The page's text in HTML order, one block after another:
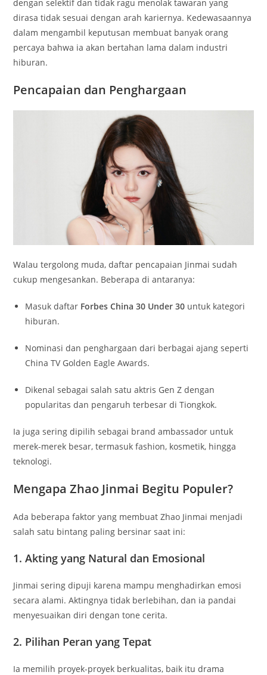
dengan selektif dan tidak ragu menolak tawaran yang
dirasa tidak sesuai dengan arah kariernya. Kedewasaannya
dalam mengambil keputusan membuat banyak orang
percaya bahwa ia akan bertahan lama dalam industri
hiburan.
Pencapaian dan Penghargaan
Walau tergolong muda, daftar pencapaian Jinmai sudah
cukup mengesankan. Beberapa di antaranya:
Masuk daftar Forbes China 30 Under 30 untuk kategori
hiburan.
Nominasi dan penghargaan dari berbagai ajang seperti
China TV Golden Eagle Awards.
Dikenal sebagai salah satu aktris Gen Z dengan
popularitas dan pengaruh terbesar di Tiongkok.
Ia juga sering dipilih sebagai brand ambassador untuk
merek-merek besar, termasuk fashion, kosmetik, hingga
teknologi.
Mengapa Zhao Jinmai Begitu Populer?
Ada beberapa faktor yang membuat Zhao Jinmai menjadi
salah satu bintang paling bersinar saat ini:
1. Akting yang Natural dan Emosional
Jinmai sering dipuji karena mampu menghadirkan emosi
secara alami. Aktingnya tidak berlebihan, dan ia pandai
menyesuaikan diri dengan tone cerita.
2. Pilihan Peran yang Tepat
Ia memilih proyek-proyek berkualitas, baik itu drama